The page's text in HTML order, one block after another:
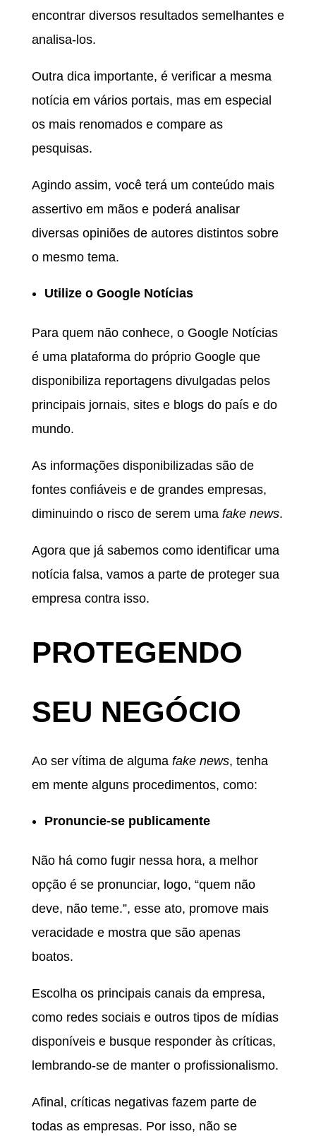
encontrar diversos resultados semelhantes e
analisa-los.
Outra dica importante, é verificar a mesma
notícia em vários portais, mas em especial
os mais renomados e compare as
pesquisas.
Agindo assim, você terá um conteúdo mais
assertivo em mãos e poderá analisar
diversas opiniões de autores distintos sobre
o mesmo tema.
Utilize o Google Notícias
Para quem não conhece, o Google Notícias
é uma plataforma do próprio Google que
disponibiliza reportagens divulgadas pelos
principais jornais, sites e blogs do país e do
mundo.
As informações disponibilizadas são de
fontes confiáveis e de grandes empresas,
diminuindo o risco de serem uma fake news.
Agora que já sabemos como identificar uma
notícia falsa, vamos a parte de proteger sua
empresa contra isso.
PROTEGENDO
SEU NEGÓCIO
Ao ser vítima de alguma fake news, tenha
em mente alguns procedimentos, como:
Pronuncie-se publicamente
Não há como fugir nessa hora, a melhor
opção é se pronunciar, logo, “quem não
deve, não teme.”, esse ato, promove mais
veracidade e mostra que são apenas
boatos.
Escolha os principais canais da empresa,
como redes sociais e outros tipos de mídias
disponíveis e busque responder às críticas,
lembrando-se de manter o profissionalismo.
Afinal, críticas negativas fazem parte de
todas as empresas. Por isso, não se